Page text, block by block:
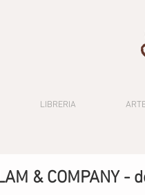
LIBRERIA
& COMPANY